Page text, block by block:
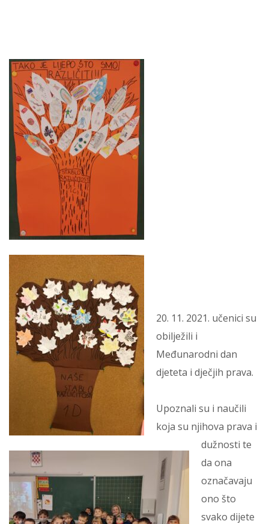
20. 11. 2021. učenici su
obilježili i
Međunarodni dan
djeteta i dječjih prava.
Upoznali su i naučili
koja su njihova prava i
dužnosti te
da ona
označavaju
ono što
svako dijete